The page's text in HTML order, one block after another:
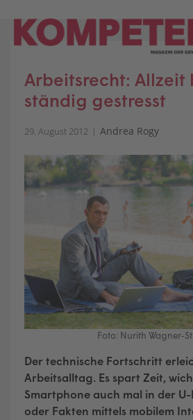
content
Arbeitsrecht: Allzeit
ständig gestresst
29. August 2012 Andrea Rogy
Foto: Nurith Wagner-
Der technische Fortschritt
Arbeitsalltag. Es spart Zeit,
Smartphone auch mal in der
oder Fakten mittels mobilem